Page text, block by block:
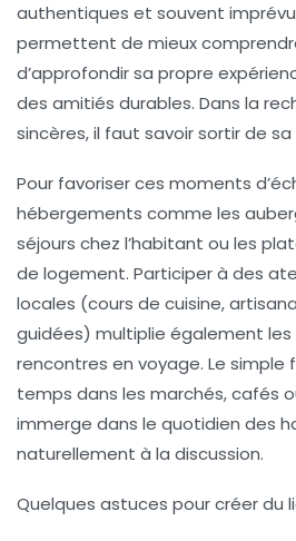
authentiques et souvent
permettent de mieux
d’approfondir sa propre
des amitiés durables. Dans la
sincères, il faut savoir sortir de
Pour favoriser ces moments
hébergements comme les
séjours chez l’habitant ou les
de logement. Participer à des
locales (cours de cuisine,
guidées) multiplie également les
rencontres en voyage. Le simple
temps dans les marchés, cafés
immerge dans le quotidien des
naturellement à la discussion.
Quelques astuces pour créer du